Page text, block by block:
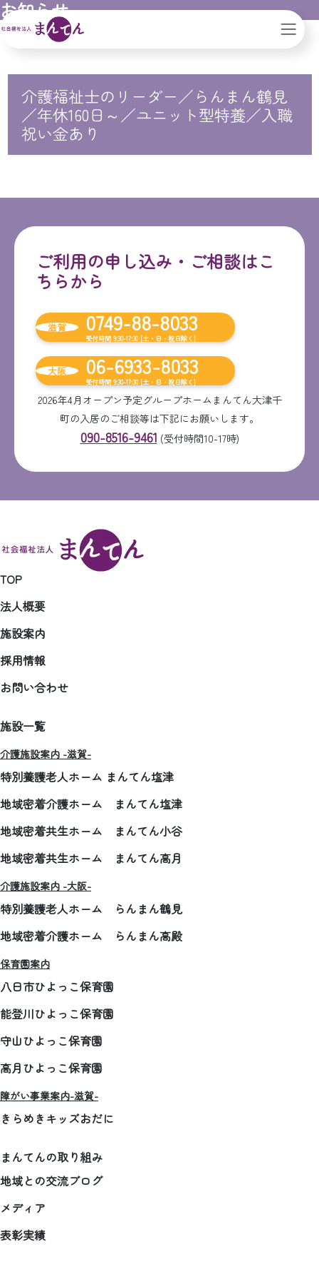
お知らせ
社会福祉法人まんてん｜滋賀県｜大阪市
介護福祉士のリーダー／らんまん鶴見
／年休160日～／ユニット型特養／入職
祝い金あり
ご利用の申し込み・ご相談はこ
ちらから
滋賀 0749-88-8033
受付時間 9:30-17:30 [土・日・祝日除く]
大阪 06-6933-8033
受付時間 9:30-17:30 [土・日・祝日除く]
2026年4月オープン予定グループホームまんてん大津千
町の入居のご相談等は下記にお願いします。
090-8516-9461 (受付時間10-17時)
TOP
法人概要
施設案内
採用情報
お問い合わせ
施設一覧
介護施設案内 -滋賀-
特別養護老人ホーム まんてん塩津
地域密着介護ホーム まんてん塩津
地域密着共生ホーム まんてん小谷
地域密着共生ホーム まんてん高月
介護施設案内 -大阪-
特別養護老人ホーム らんまん鶴見
地域密着介護ホーム らんまん高殿
保育園案内
八日市ひよっこ保育園
能登川ひよっこ保育園
守山ひよっこ保育園
高月ひよっこ保育園
障がい事業案内-滋賀-
きらめきキッズおだに
まんてんの取り組み
地域との交流ブログ
メディア
表彰実績